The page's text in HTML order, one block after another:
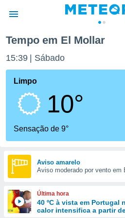
da
foi
fornecidas
a este
das
forma
digital
Tempo em El Mollar
15:39 Sábado
Limpo
10°
Sensação de 9°
Aviso amarelo
Aviso moderado por vento em
Última hora
40 ºC à vista em Portugal
calor intensifica a partir